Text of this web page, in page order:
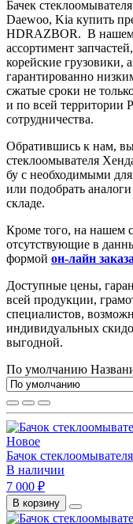
Бачек
Daewoo, Kia купить
HDRAZBOR. В нашем
ассортимент
корейские грузовики,
гарантированно
сжатые сроки не
и по всей территории
сотрудничества.
Обратившись к нам,
стеклоомывателя
бу с необходимыми
или подобрать
складе.
Кроме того, на нашем
отсутствующие в
формой он-лайн заказа
Доступные цены,
всей продукции,
специалистов,
индивидуальных
выгодной.
По умолчанию
Бачок
В наличии
7 000 ₽
В корзину